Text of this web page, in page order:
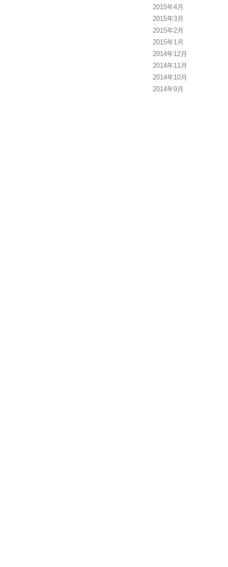
2015年4月
2015年3月
2015年2月
2015年1月
2014年12月
2014年11月
2014年10月
2014年9月